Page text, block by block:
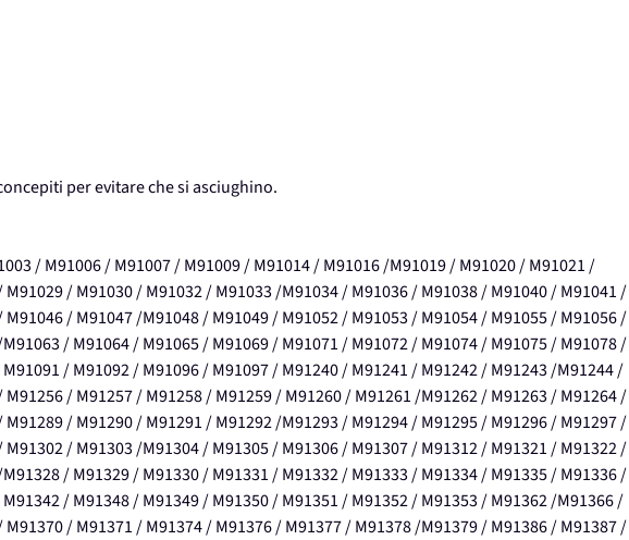
per evitare che si asciughino.
/ M91006 / M91007 / M91009 / M91014 / M91016 /M91019 / M91020 / M91021 /
/ M91030 / M91032 / M91033 /M91034 / M91036 / M91038 / M91040 / M91041 /
/ M91047 /M91048 / M91049 / M91052 / M91053 / M91054 / M91055 / M91056 /
/ M91064 / M91065 / M91069 / M91071 / M91072 / M91074 / M91075 / M91078 /
/ M91092 / M91096 / M91097 / M91240 / M91241 / M91242 / M91243 /M91244 /
/ M91257 / M91258 / M91259 / M91260 / M91261 /M91262 / M91263 / M91264 /
/ M91290 / M91291 / M91292 /M91293 / M91294 / M91295 / M91296 / M91297 /
/ M91303 /M91304 / M91305 / M91306 / M91307 / M91312 / M91321 / M91322 /
/ M91329 / M91330 / M91331 / M91332 / M91333 / M91334 / M91335 / M91336 /
/ M91348 / M91349 / M91350 / M91351 / M91352 / M91353 / M91362 /M91366 /
/ M91371 / M91374 / M91376 / M91377 / M91378 /M91379 / M91386 / M91387 /